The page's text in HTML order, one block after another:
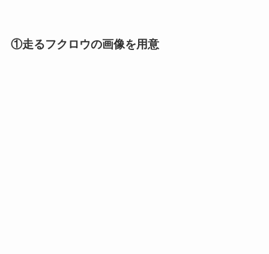
①走るフクロウの画像を用意